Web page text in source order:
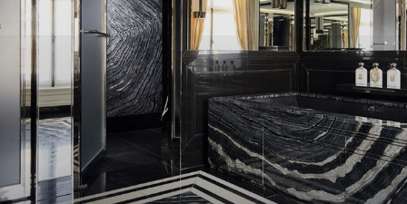
Contact
Stock en ligne
@lesmarbreriesdelaseine_
@meditions_